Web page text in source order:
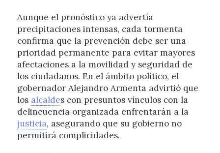
Aunque el pronóstico ya advertía
precipitaciones intensas, cada tormenta
confirma que la prevención debe ser una
prioridad permanente para evitar mayores
afectaciones a la movilidad y seguridad de
los ciudadanos. En el ámbito político, el
gobernador Alejandro Armenta advirtió que
los alcaldes con presuntos vínculos con la
delincuencia organizada enfrentarán a la
justicia, asegurando que su gobierno no
permitirá complicidades.